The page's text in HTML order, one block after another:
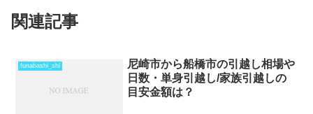
関連記事
funabashi_shi
尼崎市から船橋市の引越し相場や
日数・単身引越し/家族引越しの
目安金額は？